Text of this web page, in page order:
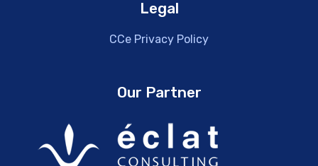
Legal
CCe Privacy Policy
Our Partner